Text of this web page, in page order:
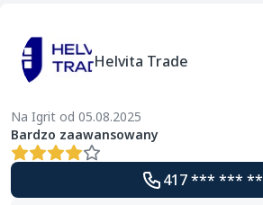
Helvita Trade
Na Igrit od 05.08.2025
Bardzo zaawansowany
417 *** *** **